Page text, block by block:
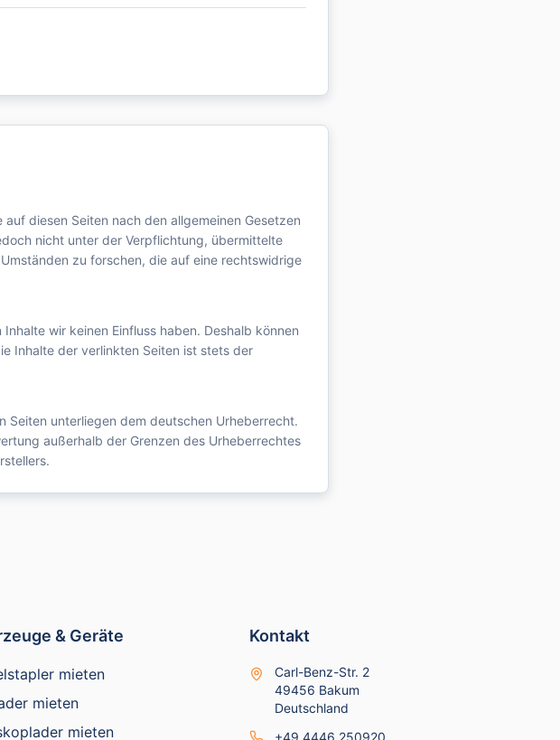
diesen Seiten nach den allgemeinen Gesetzen
nicht unter der Verpflichtung, übermittelte
zu forschen, die auf eine rechtswidrige
wir keinen Einfluss haben. Deshalb können
Inhalte der verlinkten Seiten ist stets der
Seiten unterliegen dem deutschen Urheberrecht.
außerhalb der Grenzen des Urheberrechtes
& Geräte
mieten
mieten
mieten
Kontakt
Carl-Benz-Str. 2
49456 Bakum
Deutschland
+49 4446 250920